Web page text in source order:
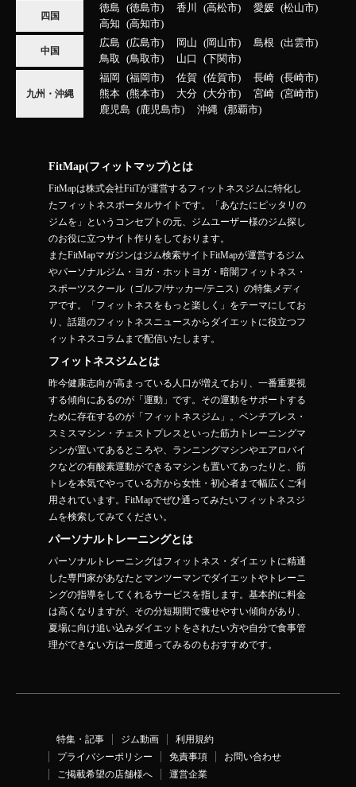
四国
徳島 徳島市 香川 高松市 愛媛
松山市
高知
高知市
中国
広島 広島市 岡山 岡山市 島根
出雲市
鳥取
鳥取市 山口 下関市
九州・沖縄
福岡 福岡市 佐賀 佐賀市 長崎
長崎市
熊本
熊本市 大分 大分市 宮崎
宮崎市
鹿児島
鹿児島市 沖縄 那覇市
FitMap(フィットマップ)とは
FitMapは株式会社FiiTが運営するフィットネスジムに特化し
たフィットネスポータルサイトです。「あなたにピッタリの
ジムを」というコンセプトの元、ジムユーザー様のジム探し
のお役に立つサイト作りをしております。
またFitMapマガジンはジム検索サイトFitMapが運営するジム
やパーソナルジム・ヨガ・ホットヨガ・暗闇フィットネス・
スポーツスクール（ゴルフ/サッカー/テニス）の特集メディ
アです。「フィットネスをもっと楽しく」をテーマにしてお
り、話題のフィットネスニュースからダイエットに役立つフ
ィットネスコラムまで配信いたします。
フィットネスジムとは
昨今健康志向が高まっている人口が増えており、一番重要視
する傾向にあるのが「運動」です。その運動をサポートする
ために存在するのが「フィットネスジム」。ベンチプレス・
スミスマシン・チェストプレスといった筋力トレーニングマ
シンが置いてあるところや、ランニングマシンやエアロバイ
クなどの有酸素運動ができるマシンも置いてあったりと、筋
トレを本気でやっている方から女性・初心者まで幅広くご利
用されています。FitMapでぜひ通ってみたいフィットネスジ
ムを検索してみてください。
パーソナルトレーニングとは
パーソナルトレーニングはフィットネス・ダイエットに精通
した専門家があなたとマンツーマンでダイエットやトレーニ
ングの指導をしてくれるサービスを指します。基本的に料金
は高くなりますが、その分短期間で痩せやすい傾向があり、
夏場に向け追い込みダイエットをされたい方や自分で食事管
理ができない方は一度通ってみるのもおすすめです。
特集・記事 ジム動画
利用規約
プライバシーポリシー
免責事項
お問い合わせ
ご掲載希望の店舗様へ
運営企業